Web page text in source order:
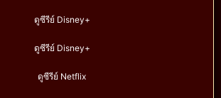
ดูซีรีย์ Disney+
ดูซีรีย์ Disney+
ดูซีรีย์ Netflix